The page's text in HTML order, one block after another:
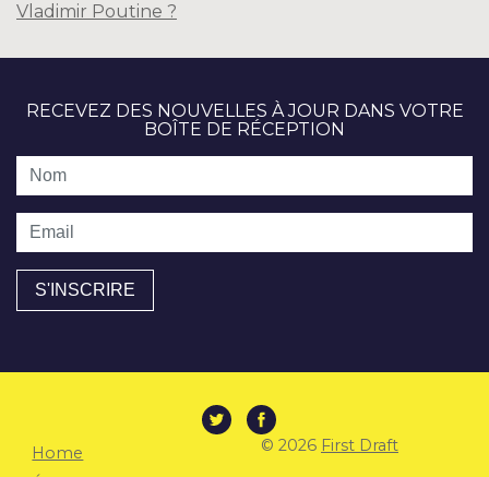
Vladimir Poutine ?
RECEVEZ DES NOUVELLES À JOUR DANS VOTRE
BOÎTE DE RÉCEPTION
Nom
Email
Home
© 2026 First Draft